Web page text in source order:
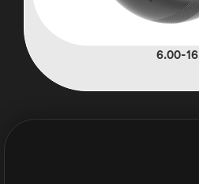
6.00-16